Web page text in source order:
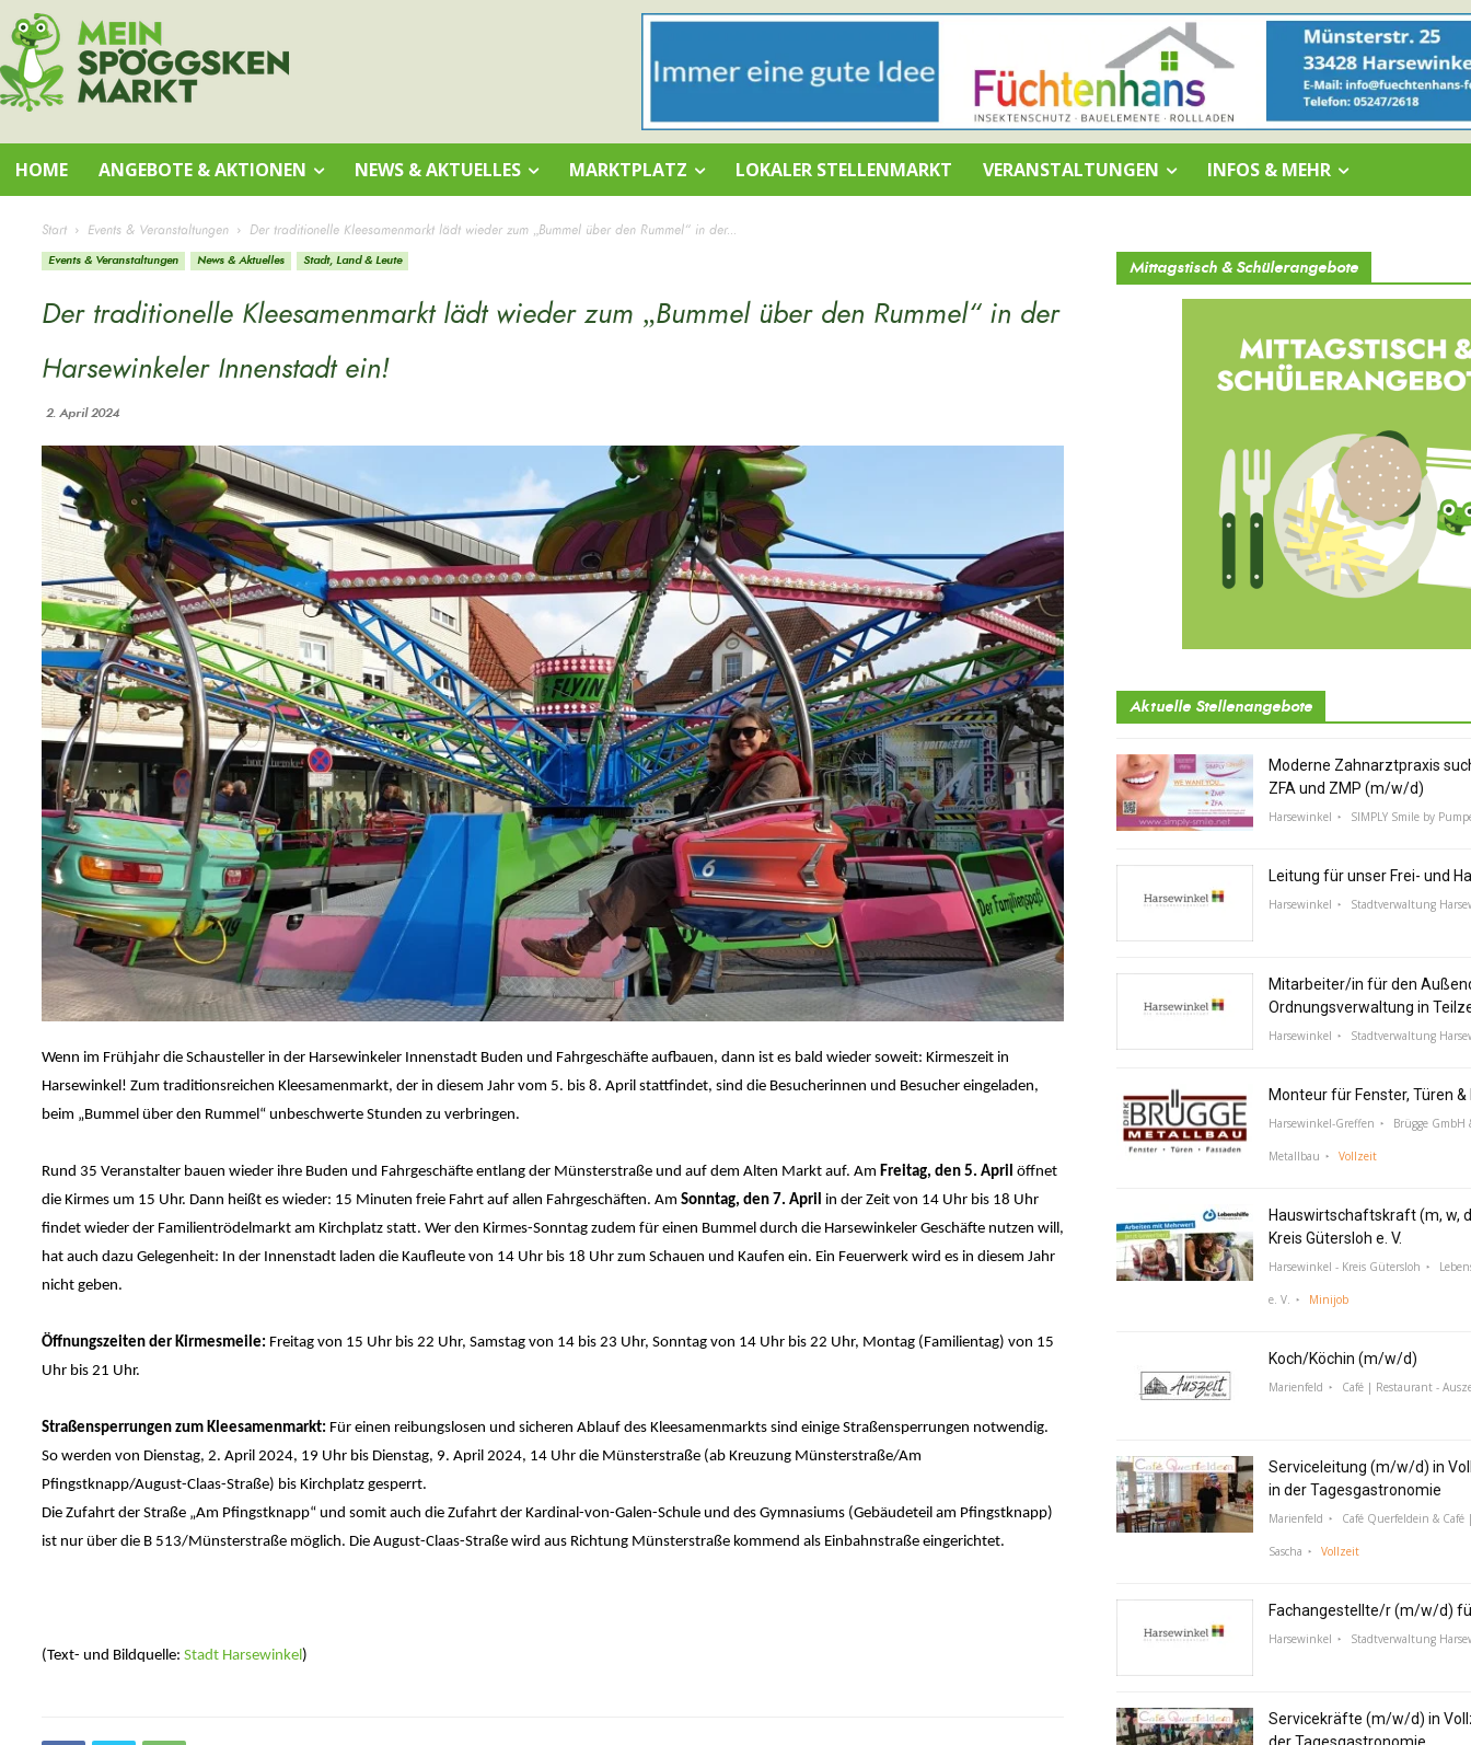
HOME ANGEBOTE & AKTIONEN NEWS & AKTUELLES MARKTPLATZ LOKALER STELLENMARKT VERANSTALTUNGEN INFOS & MEHR
Start Events & Veranstaltungen Der traditionelle Kleesamenmarkt lädt wieder zum „Bummel über den Rummel“ in der...
Events & Veranstaltungen News & Aktuelles Stadt, Land & Leute
Der traditionelle Kleesamenmarkt lädt wieder zum „Bummel über den Rummel“ in der
Harsewinkeler Innenstadt ein!
2. April 2024
Wenn im Frühjahr die Schausteller in der Harsewinkeler Innenstadt Buden und Fahrgeschäfte aufbauen, dann ist es bald wieder soweit: Kirmeszeit in
Harsewinkel! Zum traditionsreichen Kleesamenmarkt, der in diesem Jahr vom 5. bis 8. April stattfindet, sind die Besucherinnen und Besucher eingeladen,
beim „Bummel über den Rummel“ unbeschwerte Stunden zu verbringen.
Rund 35 Veranstalter bauen wieder ihre Buden und Fahrgeschäfte entlang der Münsterstraße und auf dem Alten Markt auf. Am Freitag, den 5. April öffnet
die Kirmes um 15 Uhr. Dann heißt es wieder: 15 Minuten freie Fahrt auf allen Fahrgeschäften. Am Sonntag, den 7. April in der Zeit von 14 Uhr bis 18 Uhr
findet wieder der Familientrödelmarkt am Kirchplatz statt. Wer den Kirmes-Sonntag zudem für einen Bummel durch die Harsewinkeler Geschäfte nutzen will,
hat auch dazu Gelegenheit: In der Innenstadt laden die Kaufleute von 14 Uhr bis 18 Uhr zum Schauen und Kaufen ein. Ein Feuerwerk wird es in diesem Jahr
nicht geben.
Öffnungszeiten der Kirmesmeile: Freitag von 15 Uhr bis 22 Uhr, Samstag von 14 bis 23 Uhr, Sonntag von 14 Uhr bis 22 Uhr, Montag (Familientag) von 15
Uhr bis 21 Uhr.
Straßensperrungen zum Kleesamenmarkt: Für einen reibungslosen und sicheren Ablauf des Kleesamenmarkts sind einige Straßensperrungen notwendig.
So werden von Dienstag, 2. April 2024, 19 Uhr bis Dienstag, 9. April 2024, 14 Uhr die Münsterstraße (ab Kreuzung Münsterstraße/Am
Pfingstknapp/August-Claas-Straße) bis Kirchplatz gesperrt.
Die Zufahrt der Straße „Am Pfingstknapp“ und somit auch die Zufahrt der Kardinal-von-Galen-Schule und des Gymnasiums (Gebäudeteil am Pfingstknapp)
ist nur über die B 513/Münsterstraße möglich. Die August-Claas-Straße wird aus Richtung Münsterstraße kommend als Einbahnstraße eingerichtet.
(Text- und Bildquelle: Stadt Harsewinkel)
Mittagstisch & Schülerangebote
Aktuelle Stellenangebote
Moderne Zahnarztpraxis
ZFA und ZMP (m/w/d)
Harsewinkel SIMPLY Smile by
Leitung für unser Frei- und
Harsewinkel Stadtverwaltung
Mitarbeiter/in für den
Ordnungsverwaltung in
Harsewinkel Stadtverwaltung
Monteur für Fenster, Türen
Harsewinkel-Greffen Brügge GmbH
Metallbau Vollzeit
Hauswirtschaftskraft (m, w,
Kreis Gütersloh e. V.
Harsewinkel - Kreis Gütersloh
e. V. Minijob
Koch/Köchin (m/w/d)
Marienfeld Café | Restaurant -
Serviceleitung (m/w/d) in
in der Tagesgastronomie
Marienfeld Café Querfeldein &
Sascha Vollzeit
Fachangestellte/r (m/w/d)
Harsewinkel Stadtverwaltung
Servicekräfte (m/w/d) in